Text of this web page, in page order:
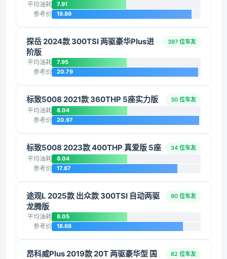
平均油耗 7.91
参考价 19.89
探岳 2024款 300TSI 两驱豪华Plus进
阶版
397 位车友
平均油耗 7.95
参考价 20.79
标致5008 2021款 360THP 5座实力版 30 位车友
平均油耗 8.04
参考价 20.97
标致5008 2023款 400THP 真爱版 5座 34 位车友
平均油耗 8.04
参考价 17.87
途观L 2025款 出众款 300TSI 自动两驱
龙腾版
90 位车友
平均油耗 8.05
参考价 18.68
昂科威Plus 2019款 20T 两驱豪华型 国
82 位车友